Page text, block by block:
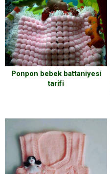
Ponpon bebek battaniyesi
tarifi